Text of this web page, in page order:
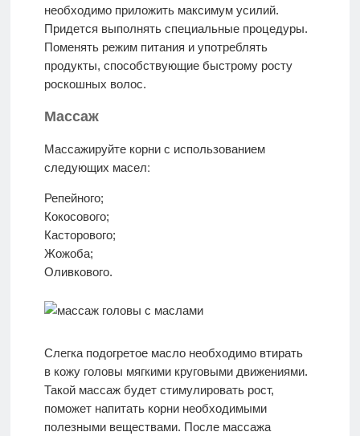
необходимо приложить максимум усилий.
Придется выполнять специальные процедуры.
Поменять режим питания и употреблять
продукты, способствующие быстрому росту
роскошных волос.
Массаж
Массажируйте корни с использованием
Репейного;
Кокосового;
Касторового;
Жожоба;
Оливкового.
Слегка подогретое масло необходимо втирать
в кожу головы мягкими круговыми движениями.
Такой массаж будет стимулировать рост,
поможет напитать корни необходимыми
полезными веществами. После массажа